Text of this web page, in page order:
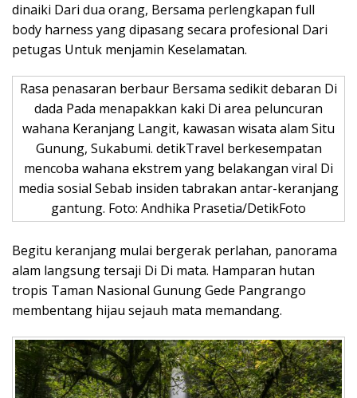
dinaiki Dari dua orang, Bersama perlengkapan full
body harness yang dipasang secara profesional Dari
petugas Untuk menjamin Keselamatan.
Rasa penasaran berbaur Bersama sedikit debaran Di
dada Pada menapakkan kaki Di area peluncuran
wahana Keranjang Langit, kawasan wisata alam Situ
Gunung, Sukabumi. detikTravel berkesempatan
mencoba wahana ekstrem yang belakangan viral Di
media sosial Sebab insiden tabrakan antar-keranjang
gantung. Foto: Andhika Prasetia/DetikFoto
Begitu keranjang mulai bergerak perlahan, panorama
alam langsung tersaji Di Di mata. Hamparan hutan
tropis Taman Nasional Gunung Gede Pangrango
membentang hijau sejauh mata memandang.